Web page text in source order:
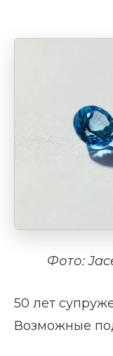
Фото:
50 лет
Возможные